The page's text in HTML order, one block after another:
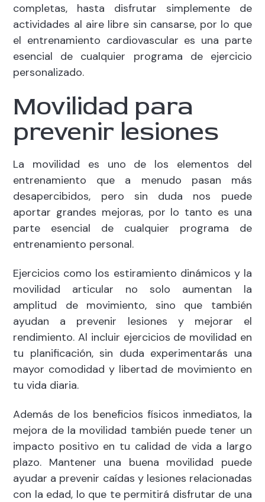
completas, hasta disfrutar simplemente de
actividades al aire libre sin cansarse, por lo que
el entrenamiento cardiovascular es una parte
esencial de cualquier programa de ejercicio
personalizado.
Movilidad para
prevenir lesiones
La movilidad es uno de los elementos del
entrenamiento que a menudo pasan más
desapercibidos, pero sin duda nos puede
aportar grandes mejoras, por lo tanto es una
parte esencial de cualquier programa de
entrenamiento personal.
Ejercicios como los estiramiento dinámicos y la
movilidad articular no solo aumentan la
amplitud de movimiento, sino que también
ayudan a prevenir lesiones y mejorar el
rendimiento. Al incluir ejercicios de movilidad en
tu planificación, sin duda experimentarás una
mayor comodidad y libertad de movimiento en
tu vida diaria.
Además de los beneficios físicos inmediatos, la
mejora de la movilidad también puede tener un
impacto positivo en tu calidad de vida a largo
plazo. Mantener una buena movilidad puede
ayudar a prevenir caídas y lesiones relacionadas
con la edad, lo que te permitirá disfrutar de una